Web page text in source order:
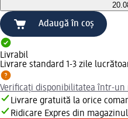
Adaugă în coș
Livrabil
Livrare standard 1-3 zile
Verificați disponibilitatea într-un
Livrare gratuită la orice
Ridicare Expres din